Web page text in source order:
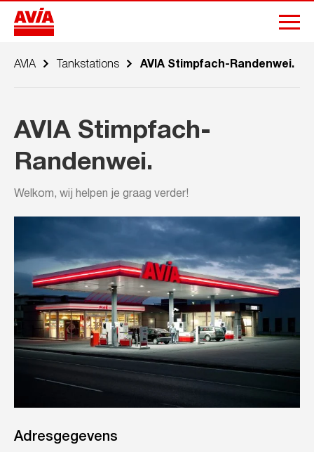
AVIA Tankstations AVIA Stimpfach-Randenwei.
AVIA Stimpfach-
Randenwei.
Welkom, wij helpen je graag verder!
Adresgegevens